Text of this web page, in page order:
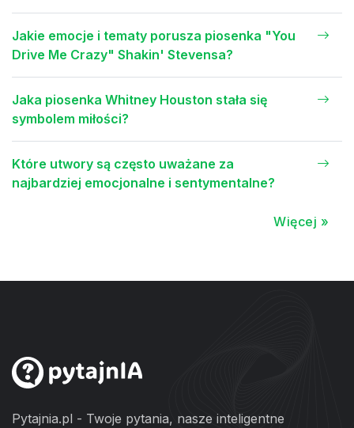
Jakie emocje i tematy porusza piosenka "You
Drive Me Crazy" Shakin' Stevensa?
Jaka piosenka Whitney Houston stała się
symbolem miłości?
Które utwory są często uważane za
najbardziej emocjonalne i sentymentalne?
Więcej »
Pytajnia.pl - Twoje pytania, nasze inteligentne